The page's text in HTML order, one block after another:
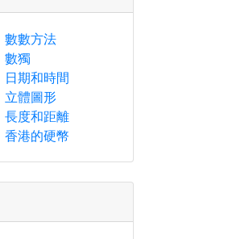
數數方法
數獨
日期和時間
立體圖形
長度和距離
香港的硬幣